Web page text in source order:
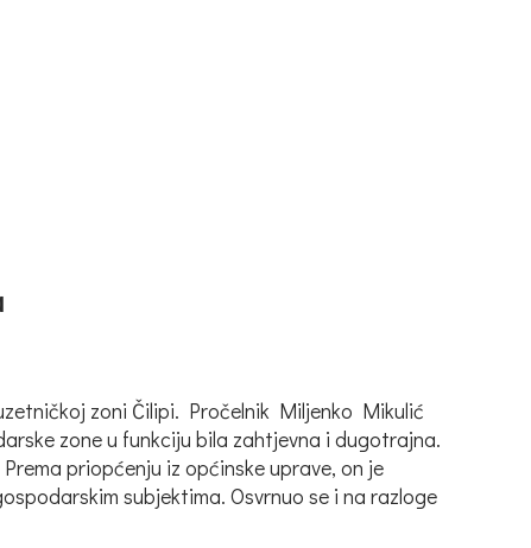
zoni Čilipi. Pročelnik Miljenko Mikulić
zone u funkciju bila zahtjevna i dugotrajna.
priopćenju iz općinske uprave, on je
subjektima. Osvrnuo se i na razloge